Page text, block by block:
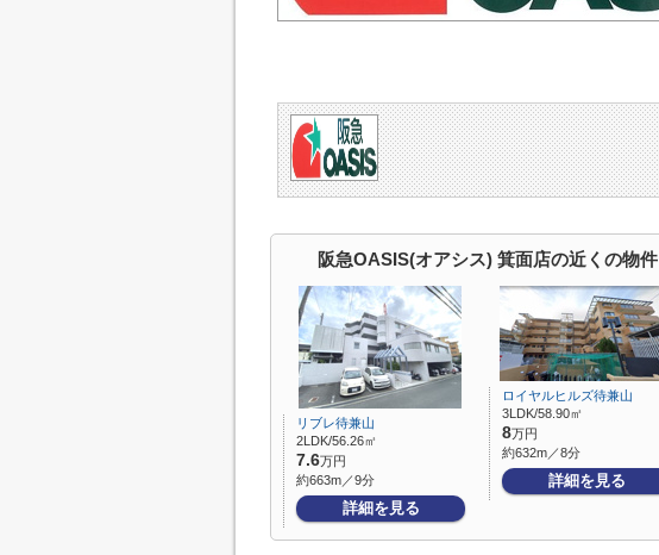
阪急OASIS(オアシス) 箕面店の近くの物件
リブレ待兼山
2LDK/56.26㎡
7.6万円
約663m／9分
詳細を見る
ロイヤルヒルズ待兼山
3LDK/58.90㎡
8万円
約632m／8分
詳細を見る